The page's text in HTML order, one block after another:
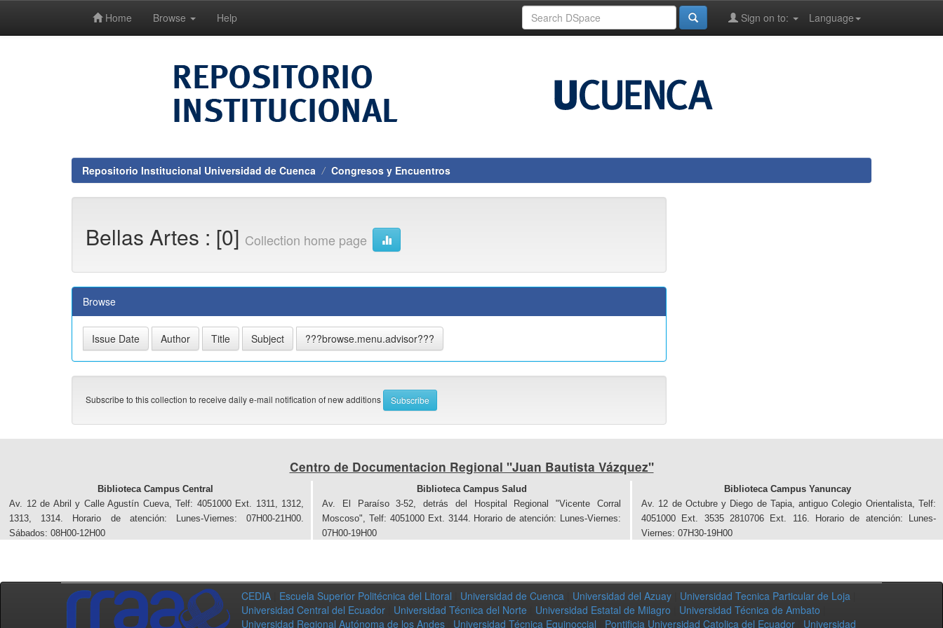
Home Browse Help Language
Sign on to:
Repositorio Institucional Universidad de Cuenca Congresos y Encuentros
Bellas Artes : [0] Collection home page
Browse
Subscribe to this collection to receive daily e-mail notification of new additions
Centro de Documentacion Regional "Juan Bautista Vázquez"
Biblioteca Campus Central Biblioteca Campus Salud
Biblioteca Campus Yanuncay
Av. 12 de Abril y Calle Agustín Cueva, Telf: 4051000 Ext. 1311, 1312,
1313, 1314. Horario de atención: Lunes-Viernes: 07H00-21H00.
Sábados: 08H00-12H00
Av. El Paraíso 3-52, detrás del Hospital Regional "Vicente Corral
Moscoso", Telf: 4051000 Ext. 3144. Horario de atención: Lunes-Viernes:
07H00-19H00
Av. 12 de Octubre y Diego de Tapia, antiguo Colegio Orientalista, Telf:
4051000 Ext. 3535 2810706 Ext. 116. Horario de atención: Lunes-
Viernes: 07H30-19H00
CEDIA Escuela Superior Politécnica del Litoral Universidad de Cuenca Universidad del Azuay Universidad Tecnica Particular de Loja
Universidad Central del Ecuador
Universidad Técnica del Norte Universidad Estatal de Milagro Universidad Técnica de Ambato
Universidad Regional Autónoma de los Andes
Universidad Técnica Equinoccial Pontificia Universidad Catolica del Ecuador Universidad